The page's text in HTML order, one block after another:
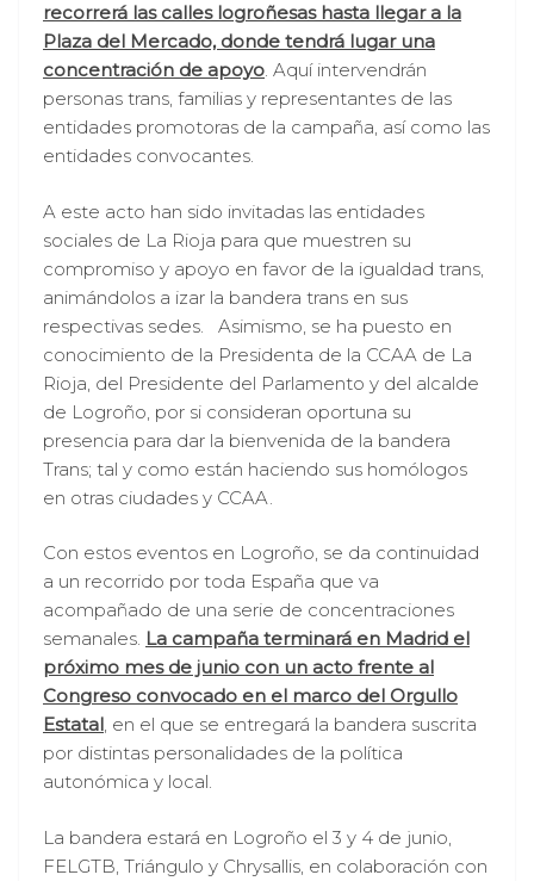
recorrerá las calles logroñesas hasta llegar a la
Plaza del Mercado, donde tendrá lugar una
concentración de apoyo. Aquí intervendrán
personas trans, familias y representantes de las
entidades promotoras de la campaña, así como las
entidades convocantes.
A este acto han sido invitadas las entidades
sociales de La Rioja para que muestren su
compromiso y apoyo en favor de la igualdad trans,
animándolos a izar la bandera trans en sus
respectivas sedes. Asimismo, se ha puesto en
conocimiento de la Presidenta de la CCAA de La
Rioja, del Presidente del Parlamento y del alcalde
de Logroño, por si consideran oportuna su
presencia para dar la bienvenida de la bandera
Trans; tal y como están haciendo sus homólogos
en otras ciudades y CCAA.
Con estos eventos en Logroño, se da continuidad
a un recorrido por toda España que va
acompañado de una serie de concentraciones
semanales. La campaña terminará en Madrid el
próximo mes de junio con un acto frente al
Congreso convocado en el marco del Orgullo
Estatal, en el que se entregará la bandera suscrita
por distintas personalidades de la política
autonómica y local.
La bandera estará en Logroño el 3 y 4 de junio,
FELGTB, Triángulo y Chrysallis, en colaboración con